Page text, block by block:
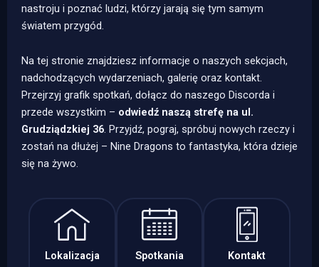
nastroju i poznać ludzi, którzy jarają się tym samym
światem przygód.
Na tej stronie znajdziesz informacje o naszych sekcjach,
nadchodzących wydarzeniach, galerię oraz kontakt.
Przejrzyj grafik spotkań, dołącz do naszego Discorda i
przede wszystkim – odwiedź naszą strefę na ul.
Grudziądzkiej 36. Przyjdź, pograj, spróbuj nowych rzeczy i
zostań na dłużej – Nine Dragons to fantastyka, która dzieje
się na żywo.
Lokalizacja
Spotkania
Kontakt